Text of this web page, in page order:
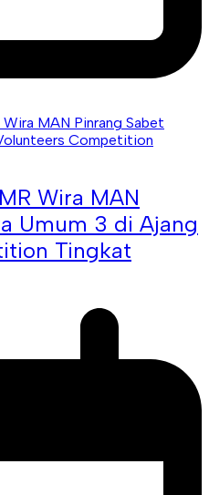
Wira MAN
Umum 3 di Ajang
Tingkat